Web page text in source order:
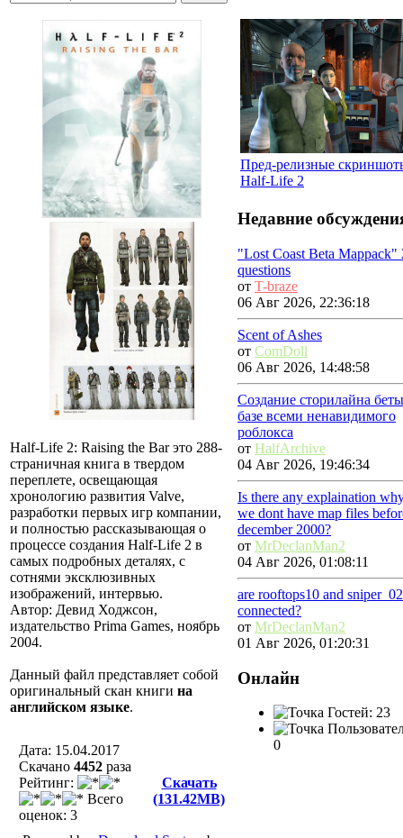
Half-Life 2: Raising the Bar это 288-
страничная книга в твердом
переплете, освещающая
хронологию развития Valve,
разработки первых игр компании,
и полностью рассказывающая о
процессе создания Half-Life 2 в
самых подробных деталях, с
сотнями эксклюзивных
изображений, интервью.
Автор: Девид Ходжсон,
издательство Prima Games, ноябрь
2004.
Данный файл представляет собой
оригинальный скан книги на
английском языке.
Дата: 15.04.2017
Скачано 4452 разa
Рейтинг:
Всего
оценок: 3
Скачать
(131.42MB)
Пред-релизные
Half-Life 2
Недавние
"Lost Coast Beta Mappack"
questions
от T-braze
06 Авг 2026, 22:36:18
Scent of Ashes
от ComDoll
06 Авг 2026, 14:48:58
Создание сторилайна
базе всеми ненавидимого
роблокса
от HalfArchive
04 Авг 2026, 19:46:34
Is there any explaination
we dont have map files
december 2000?
от MrDeclanMan2
04 Авг 2026, 01:08:11
are rooftops10 and
connected?
от MrDeclanMan2
01 Авг 2026, 01:20:31
Онлайн
Гостей: 23
0